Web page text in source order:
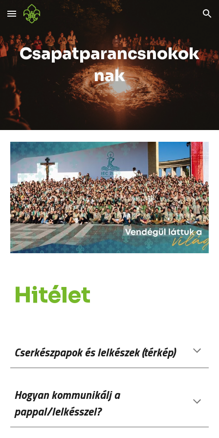
Skip to main content Skip to navigation
Csapatparancsnokok
nak
Hitélet
Cserkészpapok és lelkészek (térkép)
Hogyan kommunikálj a
pappal/lelkésszel?